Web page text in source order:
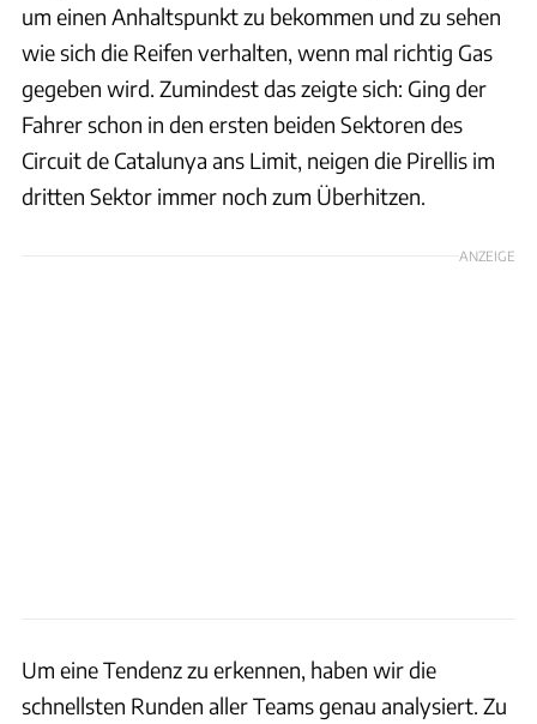
um einen Anhaltspunkt zu bekommen und zu sehen
wie sich die Reifen verhalten, wenn mal richtig Gas
gegeben wird. Zumindest das zeigte sich: Ging der
Fahrer schon in den ersten beiden Sektoren des
Circuit de Catalunya ans Limit, neigen die Pirellis im
dritten Sektor immer noch zum Überhitzen.
ANZEIGE
Um eine Tendenz zu erkennen, haben wir die
schnellsten Runden aller Teams genau analysiert. Zu